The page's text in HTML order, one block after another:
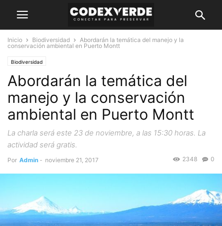
Inicio Biodiversidad
Abordarán la temática del manejo y la
conservación ambiental en Puerto Montt
Biodiversidad
Abordarán la temática del
manejo y la conservación
ambiental en Puerto Montt
La charla será este 23 de noviembre, a las 15:30 horas. La
actividad será gratis.
Por Admin - noviembre 21, 2017 0
2348